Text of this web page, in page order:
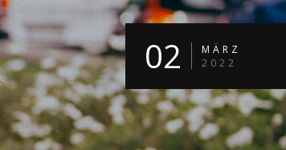
02
MÄRZ
2022